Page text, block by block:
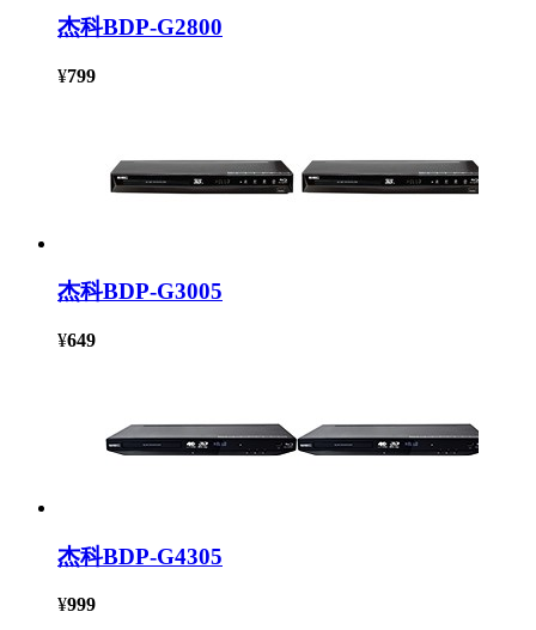
杰科BDP-G2800
¥799
杰科BDP-G3005
¥649
杰科BDP-G4305
¥999